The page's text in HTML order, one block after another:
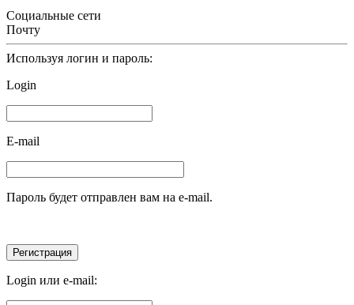
Социальные сети
Почту
Используя логин и пароль:
Login
E-mail
Пароль будет отправлен вам на e-mail.
Login или e-mail: